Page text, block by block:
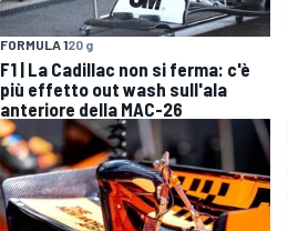
FORMULA 120 g
F1 | La Cadillac non si ferma: c'è
più effetto out wash sull'ala
anteriore della MAC-26